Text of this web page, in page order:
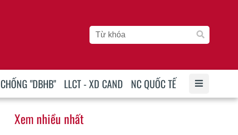
CHỐNG "DBHB" LLCT - XD CAND NC QUỐC TẾ
Xem nhiều nhất